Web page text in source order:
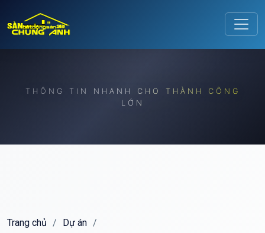
THÔNG TIN NHANH CHO THÀNH CÔNG
LỚN
Trang chủ / Dự án /